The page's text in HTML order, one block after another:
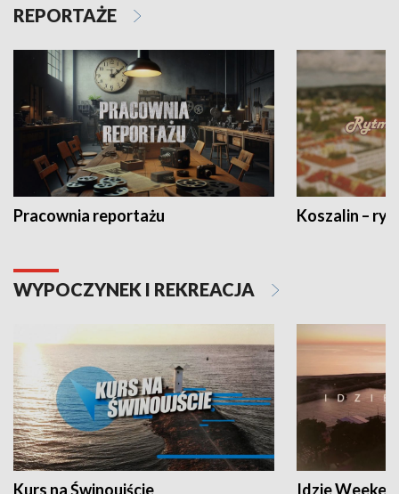
REPORTAŻE
Pracownia reportażu Koszalin –
WYPOCZYNEK I REKREACJA
Kurs na Świnoujście Idzie